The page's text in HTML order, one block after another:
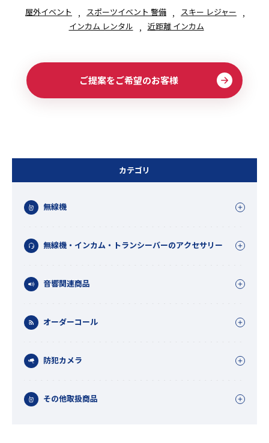
カテゴリ
無線機
無線機・インカム・トランシーバーのアクセサリー
音響関連商品
オーダーコール
防犯カメラ
その他取扱商品
屋外イベント
スポーツイベント 警備
スキー レジャー
インカム レンタル
近距離 インカム
ご提案をご希望のお客様